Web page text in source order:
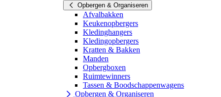
Opbergen & Organiseren
Afvalbakken
Keukenopbergers
Kledinghangers
Kledingopbergers
Kratten & Bakken
Manden
Opbergboxen
Ruimtewinners
Tassen & Boodschappenwagens
Opbergen & Organiseren